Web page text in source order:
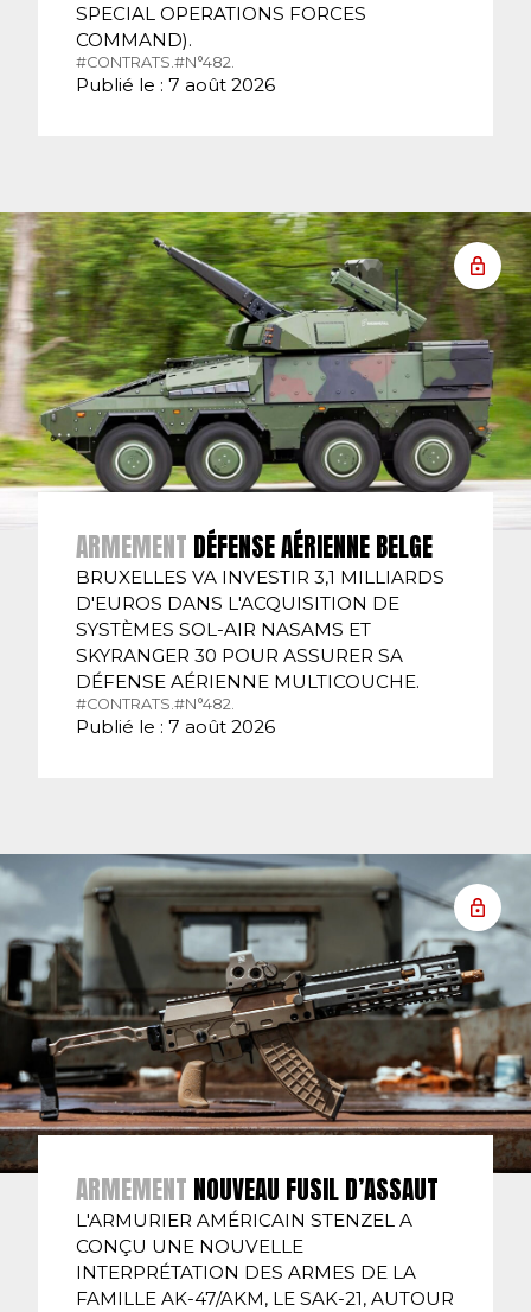
SPECIAL OPERATIONS FORCES
COMMAND).
#CONTRATS. #N°482.
Publié le : 7 août 2026
ARMEMENT DÉFENSE AÉRIENNE BELGE
BRUXELLES VA INVESTIR 3,1 MILLIARDS
D'EUROS DANS L'ACQUISITION DE
SYSTÈMES SOL-AIR NASAMS ET
SKYRANGER 30 POUR ASSURER SA
DÉFENSE AÉRIENNE MULTICOUCHE.
#CONTRATS.#N°482.
Publié le : 7 août 2026
ARMEMENT NOUVEAU FUSIL D’ASSAUT
L'ARMURIER AMÉRICAIN STENZEL A
CONÇU UNE NOUVELLE
INTERPRÉTATION DES ARMES DE LA
FAMILLE AK-47/AKM, LE SAK-21, AUTOUR